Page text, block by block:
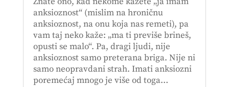
anksioznost“ (mislim na hroničnu
anksioznost, na onu koja nas remeti), pa
vam taj neko kaže: „ma ti previše brineš,
opusti se malo“. Pa, dragi ljudi, nije
anksioznost samo preterana briga. Nije ni
samo neopravdani strah. Imati anksiozni
poremećaj mnogo je više od toga…